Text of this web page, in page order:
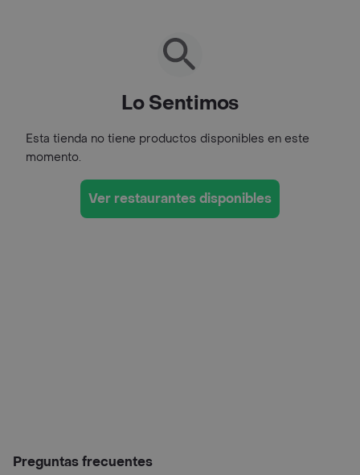
Lo Sentimos
Esta tienda no tiene productos disponibles en este
momento.
Ver restaurantes disponibles
Preguntas frecuentes